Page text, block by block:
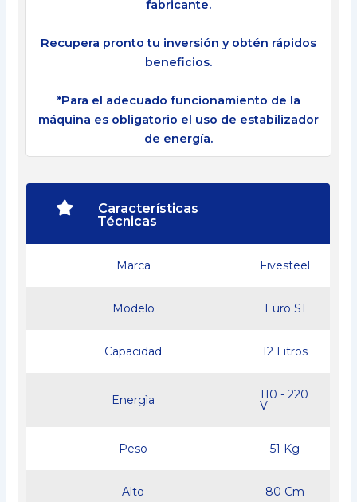
fabricante.
Recupera pronto tu inversión y obtén rápidos
beneficios.
*Para el adecuado funcionamiento de la
máquina es obligatorio el uso de estabilizador
de energía.
Características
Técnicas
Marca Fivesteel
Modelo Euro S1
Capacidad 12 Litros
Energìa 110 - 220
V
Peso 51 Kg
Alto 80 Cm